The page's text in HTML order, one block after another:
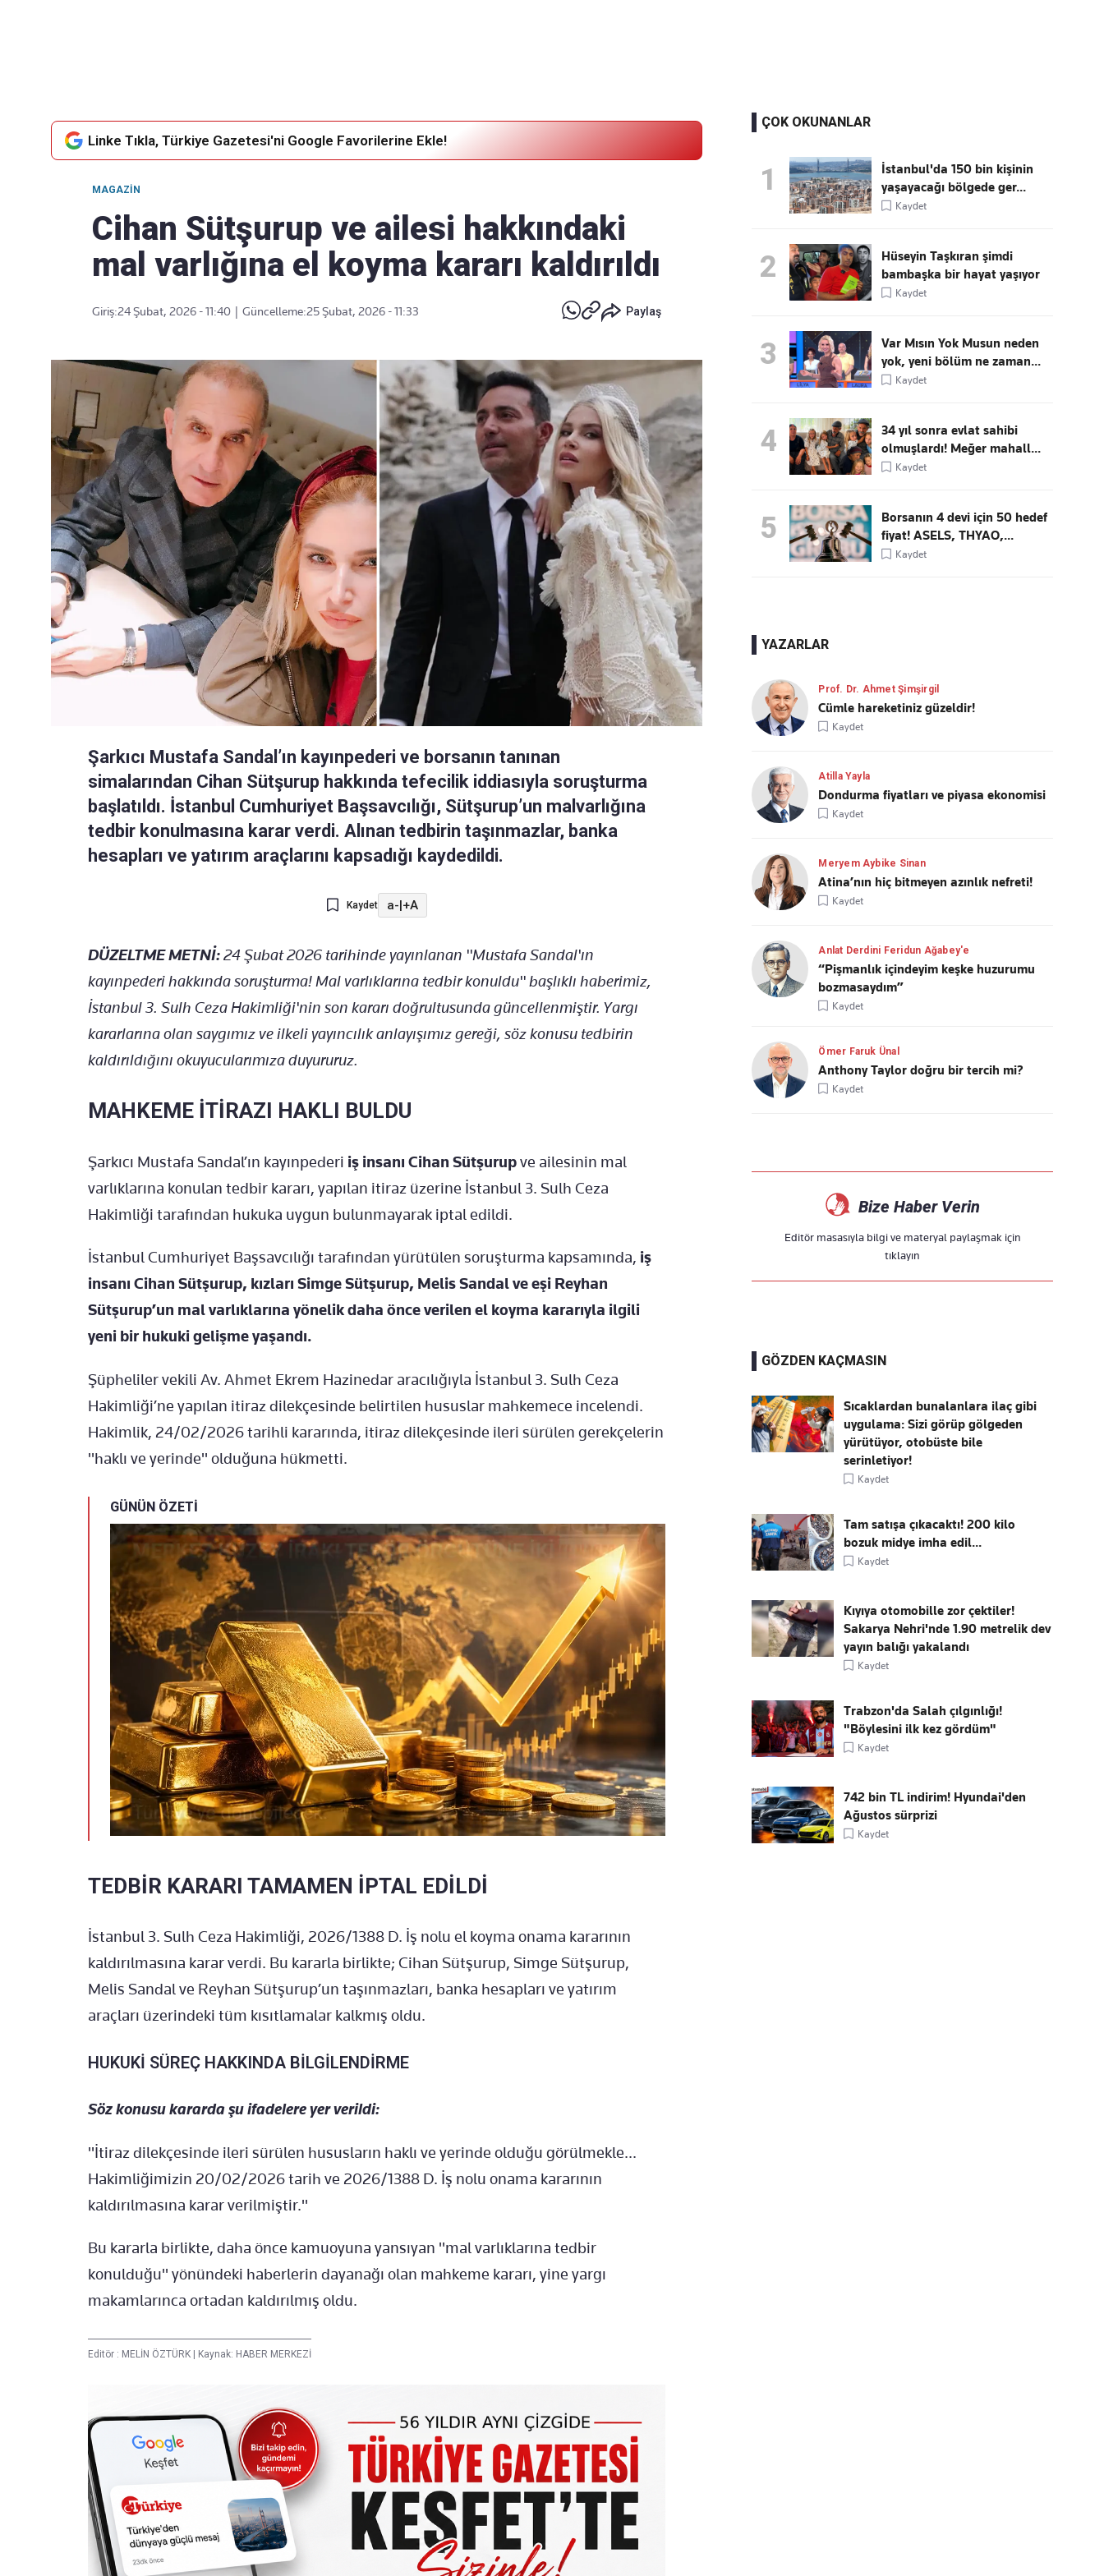
Linke Tıkla, Türkiye Gazetesi'ni Google Favorilerine Ekle!
MAGAZIN
Cihan Sütşurup ve ailesi hakkındaki
mal varlığına el koyma kararı kaldırıldı
Giriş:24 Şubat, 2026 - 11:40 Güncelleme:25 Şubat, 2026 - 11:33 Paylaş
Şarkıcı Mustafa Sandal’ın kayınpederi ve borsanın tanınan
simalarından Cihan Sütşurup hakkında tefecilik iddiasıyla soruşturma
başlatıldı. İstanbul Cumhuriyet Başsavcılığı, Sütşurup’un malvarlığına
tedbir konulmasına karar verdi. Alınan tedbirin taşınmazlar, banka
hesapları ve yatırım araçlarını kapsadığı kaydedildi.
Kaydet a-|+A
DÜZELTME METNİ:24 Şubat 2026 tarihinde yayınlanan "Mustafa Sandal'ın
kayınpederi hakkında soruşturma! Mal varlıklarına tedbir konuldu" başlıklı haberimiz,
İstanbul 3. Sulh Ceza Hakimliği'nin son kararı doğrultusunda güncellenmiştir. Yargı
kararlarına olan saygımız ve ilkeli yayıncılık anlayışımız gereği, söz konusu tedbirin
kaldırıldığını okuyucularımıza duyururuz.
MAHKEME İTİRAZI HAKLI BULDU
Şarkıcı Mustafa Sandal’ın kayınpederi iş insanı Cihan Sütşurupve ailesinin mal
varlıklarına konulan tedbir kararı, yapılan itiraz üzerine İstanbul 3. Sulh Ceza
Hakimliği tarafından hukuka uygun bulunmayarak iptal edildi.
İstanbul Cumhuriyet Başsavcılığı tarafından yürütülen soruşturma kapsamında, iş
insanı Cihan Sütşurup, kızları Simge Sütşurup, Melis Sandal ve eşi Reyhan
Sütşurup’un mal varlıklarına yönelik daha önce verilen el koyma kararıyla ilgili
yeni bir hukuki gelişme yaşandı.
Şüpheliler vekili Av. Ahmet Ekrem Hazinedar aracılığıyla İstanbul 3. Sulh Ceza
Hakimliği’ne yapılan itiraz dilekçesinde belirtilen hususlar mahkemece incelendi.
Hakimlik, 24/02/2026 tarihli kararında, itiraz dilekçesinde ileri sürülen gerekçelerin
"haklı ve yerinde" olduğuna hükmetti.
GÜNÜN ÖZETİ
TEDBİR KARARI TAMAMEN İPTAL EDİLDİ
İstanbul 3. Sulh Ceza Hakimliği, 2026/1388 D. İş nolu el koyma onama kararının
kaldırılmasına karar verdi. Bu kararla birlikte; Cihan Sütşurup, Simge Sütşurup,
Melis Sandal ve Reyhan Sütşurup’un taşınmazları, banka hesapları ve yatırım
araçları üzerindeki tüm kısıtlamalar kalkmış oldu.
HUKUKİ SÜREÇ HAKKINDA BİLGİLENDİRME
Söz konusu kararda şu ifadelere yer verildi:
"İtiraz dilekçesinde ileri sürülen hususların haklı ve yerinde olduğu görülmekle...
Hakimliğimizin 20/02/2026 tarih ve 2026/1388 D. İş nolu onama kararının
kaldırılmasına karar verilmiştir."
Bu kararla birlikte, daha önce kamuoyuna yansıyan "mal varlıklarına tedbir
konulduğu" yönündeki haberlerin dayanağı olan mahkeme kararı, yine yargı
makamlarınca ortadan kaldırılmış oldu.
Editör : MELİN ÖZTÜRK | Kaynak: HABER MERKEZİ
ÇOK OKUNANLAR
1
İstanbul'da 150 bin kişinin
yaşayacağı bölgede ger...
Kaydet
2
Hüseyin Taşkıran şimdi
bambaşka bir hayat yaşıyor
Kaydet
3
Var Mısın Yok Musun neden
yok, yeni bölüm ne zaman...
Kaydet
4
34 yıl sonra evlat sahibi
olmuşlardı! Meğer mahall...
Kaydet
5
Borsanın 4 devi için 50 hedef
fiyat! ASELS, THYAO,...
Kaydet
YAZARLAR
Prof. Dr. Ahmet Şimşirgil
Cümle hareketiniz güzeldir!
Kaydet
Atilla Yayla
Dondurma fiyatları ve piyasa ekonomisi
Kaydet
Meryem Aybike Sinan
Atina’nın hiç bitmeyen azınlık nefreti!
Kaydet
Anlat Derdini Feridun Ağabey'e
“Pişmanlık içindeyim keşke huzurumu
bozmasaydım”
Kaydet
Ömer Faruk Ünal
Anthony Taylor doğru bir tercih mi?
Kaydet
Bize Haber Verin
Editör masasıyla bilgi ve materyal paylaşmak için
tıklayın
GÖZDEN KAÇMASIN
Sıcaklardan bunalanlara ilaç gibi
uygulama: Sizi görüp gölgeden
yürütüyor, otobüste bile
serinletiyor!
Kaydet
Tam satışa çıkacaktı! 200 kilo
bozuk midye imha edil...
Kaydet
Kıyıya otomobille zor çektiler!
Sakarya Nehri'nde 1.90 metrelik dev
yayın balığı yakalandı
Kaydet
Trabzon'da Salah çılgınlığı!
"Böylesini ilk kez gördüm"
Kaydet
742 bin TL indirim! Hyundai'den
Ağustos sürprizi
Kaydet